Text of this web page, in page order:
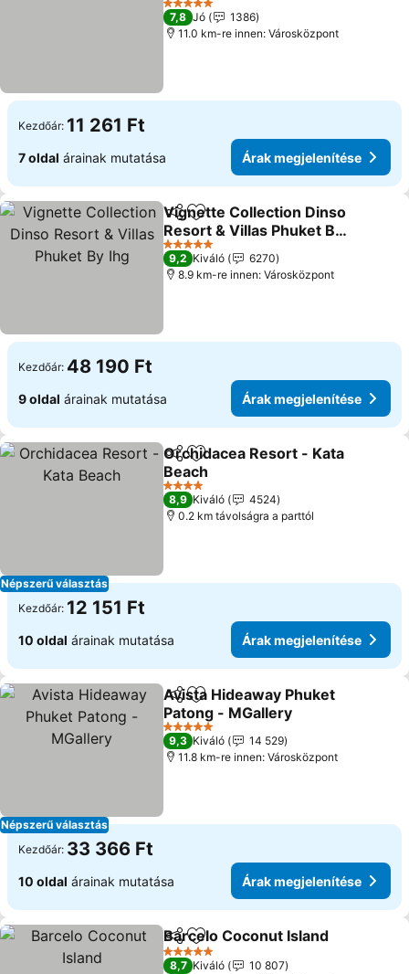
Árak megjelenítése
5 Kategória
7,8 Jó
1386
11.0 km-re innen: Városközpont
Kezdőár: 11 261 Ft
7 oldal árainak mutatása Árak megjelenítése
Megosztás
Hozzáadás a kedvencekhez
Vignette Collection Dinso
Resort & Villas Phuket By
Ihg
Árak megjelenítése
5 Kategória
9,2 Kiváló
6270
8.9 km-re innen: Városközpont
Kezdőár: 48 190 Ft
9 oldal árainak mutatása Árak megjelenítése
Népszerű választás
Megosztás
Hozzáadás a kedvencekhez
Orchidacea Resort - Kata
Beach
Árak megjelenítése
4 Kategória
8,9 Kiváló
4524
0.2 km távolságra a parttól
Kezdőár: 12 151 Ft
10 oldal árainak mutatása Árak megjelenítése
Népszerű választás
Megosztás
Hozzáadás a kedvencekhez
Avista Hideaway Phuket
Patong - MGallery
Árak megjelenítése
5 Kategória
9,3 Kiváló
14 529
11.8 km-re innen: Városközpont
Kezdőár: 33 366 Ft
10 oldal árainak mutatása Árak megjelenítése
Megosztás
Hozzáadás a kedvencekhez
Barcelo Coconut Island
5 Kategória
8,7 Kiváló
10 807